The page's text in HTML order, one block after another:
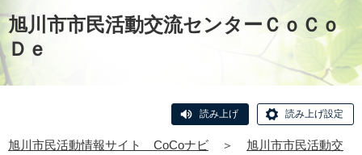
旭川市市民活動交流センターＣｏＣｏ
Ｄｅ
読み上げ 読み上げ設定
旭川市民活動情報サイト CoCoナビ ＞
旭川市市民活動交